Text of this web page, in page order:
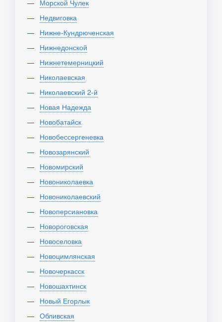
Морской Чулек
Недвиговка
Нижне-Кундрюченская
Нижнедонской
Нижнетемерницкий
Николаевская
Николаевский 2-й
Новая Надежда
Новобатайск
Новобессергеневка
Новозарянский
Новомирский
Новониколаевка
Новониколаевский
Новоперсиановка
Новороговская
Новоселовка
Новоцимлянская
Новочеркасск
Новошахтинск
Новый Егорлык
Обливская